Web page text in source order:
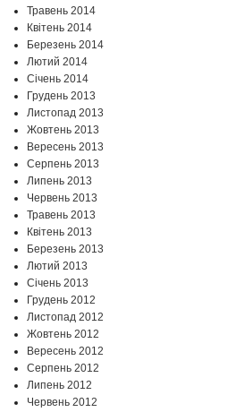
Травень 2014
Квітень 2014
Березень 2014
Лютий 2014
Січень 2014
Грудень 2013
Листопад 2013
Жовтень 2013
Вересень 2013
Серпень 2013
Липень 2013
Червень 2013
Травень 2013
Квітень 2013
Березень 2013
Лютий 2013
Січень 2013
Грудень 2012
Листопад 2012
Жовтень 2012
Вересень 2012
Серпень 2012
Липень 2012
Червень 2012